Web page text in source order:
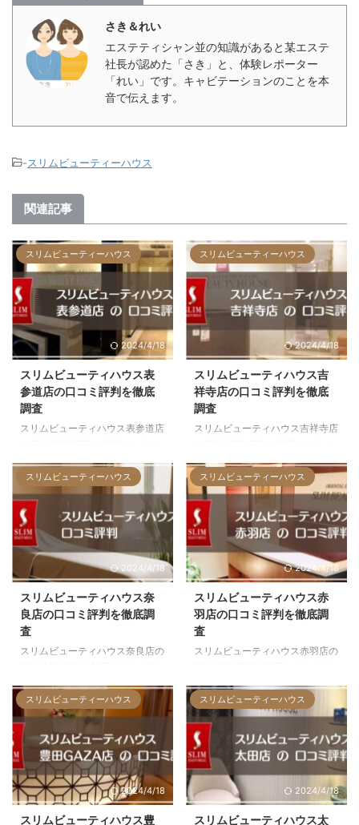
さき＆れい
エステティシャン並の知識があると某エステ
社長が認めた「さき」と、体験レポーター
「れい」です。キャビテーションのことを本
音で伝えます。
-スリムビューティーハウス
関連記事
スリムビューティーハウス
2024/4/18
スリムビューティハウス表
参道店の口コミ評判を徹底
調査
スリムビューティハウス表参道店
口コミ 渋谷区にある他の大手エ
ステとの口コミ評価の比較 お店
への行き方 をお伝えします。こ
のページを読むと、どんなお店な
のか確認してから体験の申し込み
ができますよ。 表参道店の基本
情報 店内写真全4枚（右にスクロ
ールできます） 総合評価 口コミ
前3-3-8 LA GRACIA表参道 3F
アクセス千代田線・銀座線・半蔵
門線 表参道駅から徒歩5分銀座線
外苑前駅から徒歩7分 営業時間平
スリムビューティーハウス
2024/4/18
スリムビューティハウス吉
祥寺店の口コミ評判を徹底
調査
スリムビューティハウス吉祥寺店
口コミ 武蔵野市（吉祥寺）にあ
る他の大手エステとの口コミ評価
の比較 お店への行き方 をお伝え
します。このページを読むと、ど
んなお店なのか確認してから体験
の申し込みができますよ。 吉祥
寺店の基本情報 店内写真全4枚
（右にスクロールできます） 総
合評価 口コミ評価★4.4 住所東
京都武蔵野市吉祥寺本町1-1-12
小野山ビル 4Ｆ アクセスJR線・
京王井の頭線 吉祥寺駅から徒歩1
分 営業時間平日：11:00～
スリムビューティーハウス
2024/4/18
スリムビューティハウス奈
良店の口コミ評判を徹底調
査
スリムビューティハウス奈良店の
コミ 奈良市にある他の大手エス
テとの口コミ評価の比較 お店へ
の行き方 をお伝えします。この
ページを読むと、どんなお店なの
か確認してから体験の申し込みが
できますよ。 奈良店の基本情報
店内写真全4枚（右にスクロール
できます） 総合評価 口コミ評価
★4.5 住所奈良県奈良市角振町26
スリムビューティーハウス
2024/4/18
スリムビューティハウス赤
羽店の口コミ評判を徹底調
査
スリムビューティハウス赤羽店の
コミ 東京都北区にある他の大手
エステとの口コミ評価の比較 お
店への行き方 をお伝えします。
このページを読むと、どんなお店
なのか確認してから体験の申し込
みができますよ。 赤羽店の基本
情報 店内写真全4枚（右にスクロ
ールできます） 総合評価 口コミ
スリムビューティーハウス
2024/4/18
スリムビューティハウス豊
スリムビューティーハウス
2024/4/18
スリムビューティハウス太